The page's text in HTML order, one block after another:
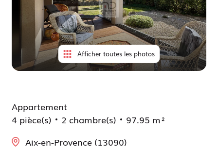
Afficher toutes les photos
Appartement
4 pièce(s)
2 chambre(s)
97.95 m²
Aix-en-Provence (13090)